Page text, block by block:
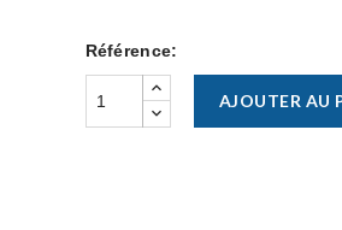
Référence:
AJOUTER AU